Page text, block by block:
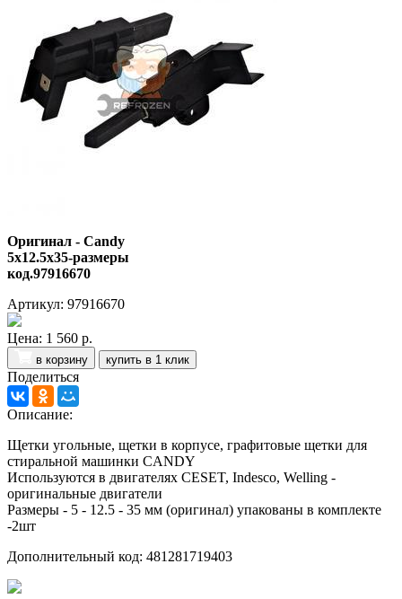
Оригинал - Candy
5x12.5x35-размеры
код.97916670
Артикул: 97916670
Цена: 1 560 р.
в корзину купить в 1 клик
Поделиться
Описание:
Щетки угольные, щетки в корпусе, графитовые щетки для
стиральной машинки CANDY
Используются в двигателях CESET, Indesco, Welling -
оригинальные двигатели
Размеры - 5 - 12.5 - 35 мм (оригинал) упакованы в комплекте
-2шт
Дополнительный код: 481281719403